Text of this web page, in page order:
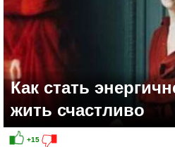
Как стать
жить счастливо